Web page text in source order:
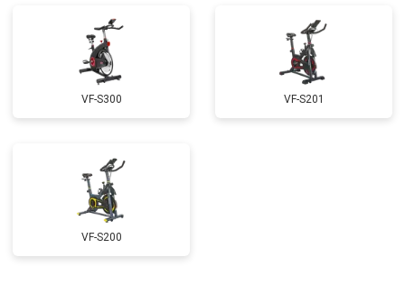
VF-S300 VF-S201
VF-S200